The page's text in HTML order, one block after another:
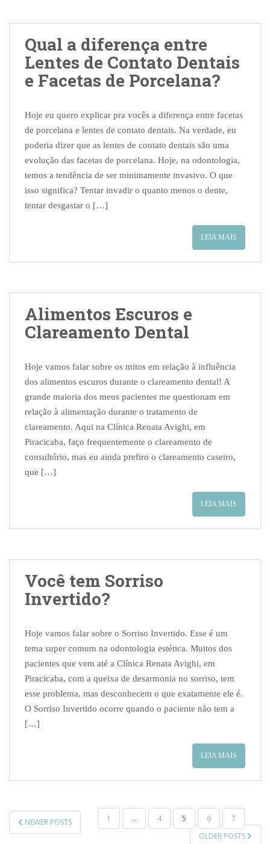
Qual a diferença entre
Lentes de Contato Dentais
e Facetas de Porcelana?
Hoje eu quero explicar pra vocês a diferença entre facetas
de porcelana e lentes de contato dentais. Na verdade, eu
poderia dizer que as lentes de contato dentais são uma
evolução das facetas de porcelana. Hoje, na odontologia,
temos a tendência de ser minimamente invasivo. O que
isso significa? Tentar invadir o quanto menos o dente,
tentar desgastar o […]
LEIA MAIS
Alimentos Escuros e
Clareamento Dental
Hoje vamos falar sobre os mitos em relação à influência
dos alimentos escuros durante o clareamento dental! A
grande maioria dos meus pacientes me questionam em
relação à alimentação durante o tratamento de
clareamento. Aqui na Clínica Renata Avighi, em
Piracicaba, faço frequentemente o clareamento de
consultório, mas eu ainda prefiro o clareamento caseiro,
que […]
LEIA MAIS
Você tem Sorriso
Invertido?
Hoje vamos falar sobre o Sorriso Invertido. Esse é um
tema super comum na odontologia estética. Muitos dos
pacientes que vem até a Clínica Renata Avighi, em
Piracicaba, com a queixa de desarmonia no sorriso, tem
esse problema, mas desconhecem o que exatamente ele é.
O Sorriso Invertido ocorre quando o paciente não tem a
[…]
LEIA MAIS
PAGINAÇÃO
DE
NEWER POSTS 1 … 4 5 6
7
OLDER POSTS